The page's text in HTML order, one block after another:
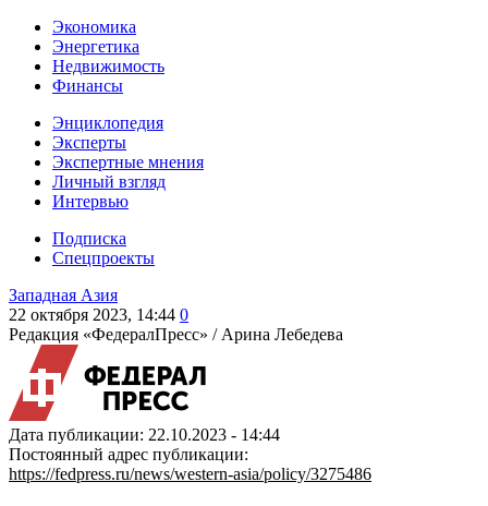
Экономика
Энергетика
Недвижимость
Финансы
Энциклопедия
Эксперты
Экспертные мнения
Личный взгляд
Интервью
Подписка
Спецпроекты
Западная Азия
22 октября 2023, 14:44 0
Редакция «ФедералПресс» / Арина Лебедева
Дата публикации: 22.10.2023 - 14:44
Постоянный адрес публикации:
https://fedpress.ru/news/western-asia/policy/3275486